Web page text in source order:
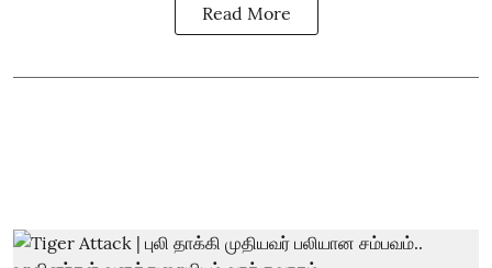
Read More